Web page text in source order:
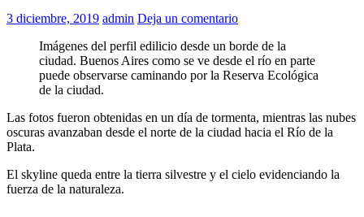
3 diciembre, 2019 admin Deja un comentario
Imágenes del perfil edilicio desde un borde de la
ciudad. Buenos Aires como se ve desde el río en parte
puede observarse caminando por la Reserva Ecológica
de la ciudad.
Las fotos fueron obtenidas en un día de tormenta, mientras las nubes
oscuras avanzaban desde el norte de la ciudad hacia el Río de la
Plata.
El skyline queda entre la tierra silvestre y el cielo evidenciando la
fuerza de la naturaleza.